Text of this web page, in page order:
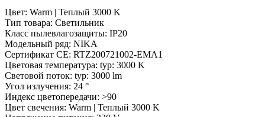
лет)
Цвет: Warm | Теплый 3000 K
Тип товара: Светильник
Класс пылевлагозащиты: IP20
Модельный ряд: NIKA
Сертификат CE: RTZ200721002-EMA1
Цветовая температура: typ: 3000 K
Световой поток: typ: 3000 lm
Угол излучения: 24 °
Индекс цветопередачи: >90
Цвет свечения: Warm | Теплый 3000 K